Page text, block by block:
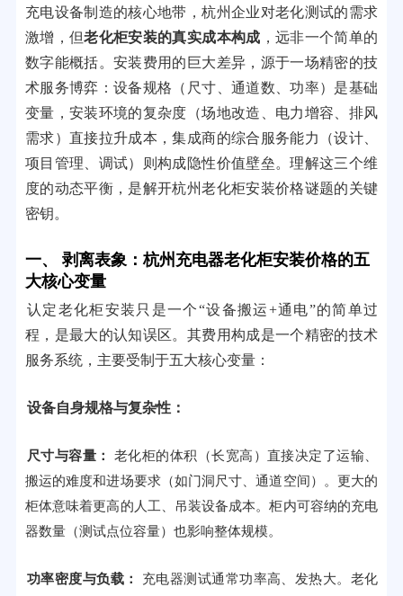
充电设备制造的核心地带，杭州企业对老化测试的需求
激增，但老化柜安装的真实成本构成 ，远非一个简单的
数字能概括。安装费用的巨大差异，源于一场精密的技
术服务博弈：设备规格（尺寸、通道数、功率）是基础
变量，安装环境的复杂度（场地改造、电力增容、排风
需求）直接拉升成本，集成商的综合服务能力（设计、
项目管理、调试）则构成隐性价值壁垒。理解这三个维
度的动态平衡，是解开杭州老化柜安装价格谜题的关键
密钥。
一、 剥离表象：杭州充电器老化柜安装价格的五
大核心变量
认定老化柜安装只是一个“设备搬运+通电”的简单过
程，是最大的认知误区。其费用构成是一个精密的技术
服务系统，主要受制于五大核心变量：
设备自身规格与复杂性：
尺寸与容量：
老化柜的体积（长宽高）直接决定了运输、
搬运的难度和进场要求（如门洞尺寸、通道空间）。更大的
柜体意味着更高的人工、吊装设备成本。柜内可容纳的充电
器数量（测试点位容量）也影响整体规模。
功率密度与负载：
充电器测试通常功率高、发热大。老化